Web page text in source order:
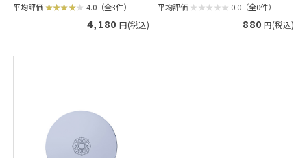
平均評価 4.0（全3件）
4,180 円(税込)
平均評価 0.0（全0件）
880 円(税込)